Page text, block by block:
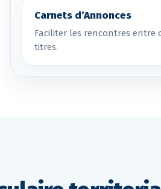
Carnets d’Annonces
Faciliter les rencontres entre
titres.